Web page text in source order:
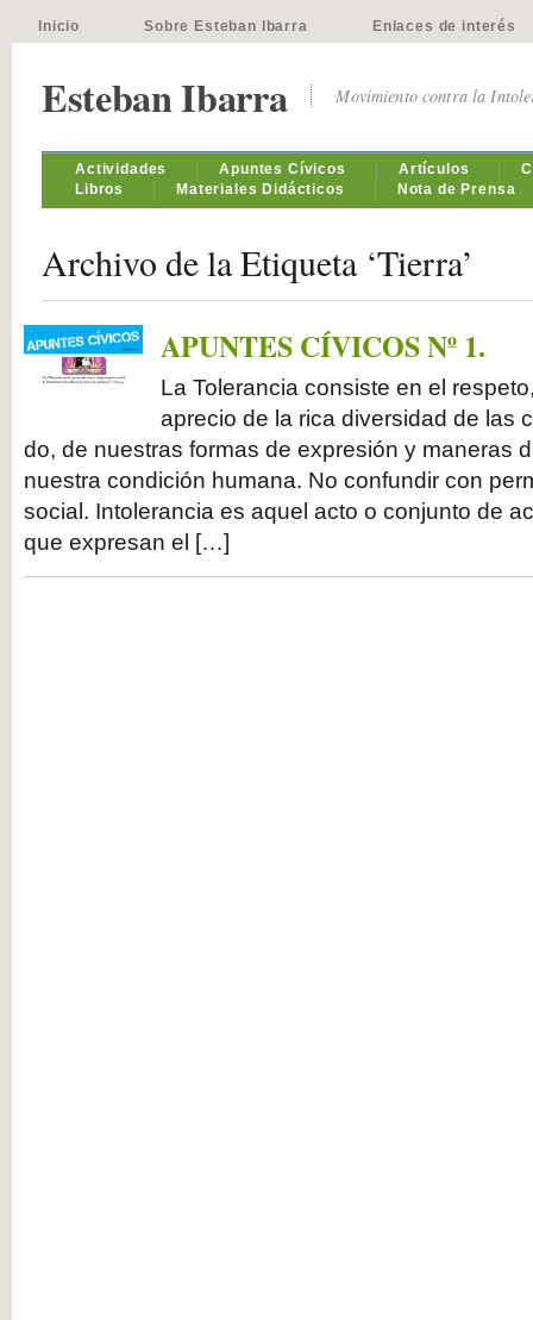
Inicio Sobre Esteban Ibarra Enlaces de interés
Esteban Ibarra Movimiento contra la
Actividades Apuntes Cívicos Artículos
Libros
Materiales Didácticos Nota de Prensa
Archivo de la Etiqueta ‘Tierra’
APUNTES CÍVICOS Nº 1.
La Tolerancia consiste en el
aprecio de la rica diversidad de las
do, de nuestras formas de expresión y maneras
nuestra condición humana. No confundir con
social. Intolerancia es aquel acto o conjunto de
que expresan el […]